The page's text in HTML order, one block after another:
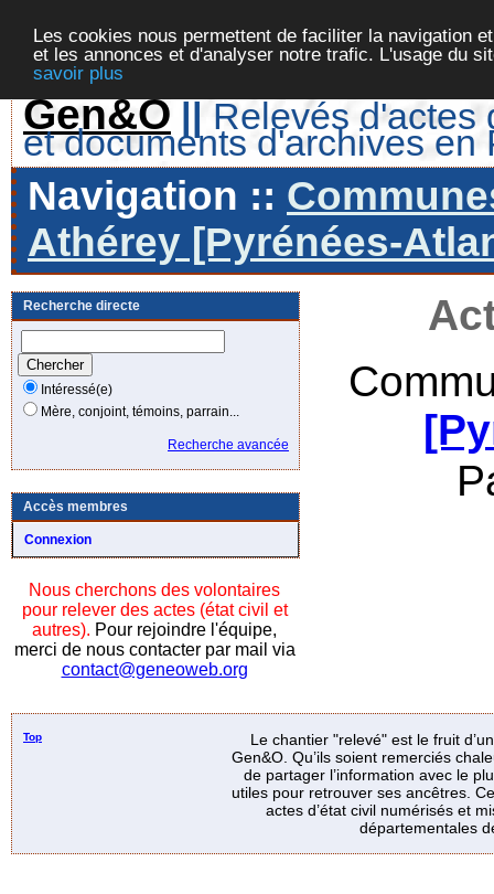
Les cookies nous permettent de faciliter la navigation
et les annonces et d'analyser notre trafic. L'usage du
savoir plus
Gen&O || Relevés d'actes
et documents d'archives en
Navigation ::
Athérey [Pyrénées-
Recherche directe
Intéressé(e)
Mère, conjoint, témoins, parrain...
Recherche avancée
Accès membres
Connexion
Nous cherchons des volontaires
pour relever des actes (état civil et
autres). Pour rejoindre l'équipe,
merci de nous contacter par mail via
contact@geneoweb.org
Top
Le chantier "relevé" est le fruit
Gen&O. Qu’ils soient remerciés
de partager l’information avec le
utiles pour retrouver ses ancêtres.
actes d’état civil numérisés et
départementales